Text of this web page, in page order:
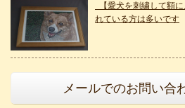
【愛犬を刺繍して額
れている方は多いです
メールでのお問い合